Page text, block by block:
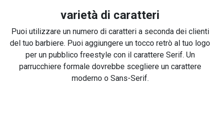
varietà di caratteri
Puoi utilizzare un numero di caratteri a seconda dei clienti
del tuo barbiere. Puoi aggiungere un tocco retrò al tuo logo
per un pubblico freestyle con il carattere Serif. Un
parrucchiere formale dovrebbe scegliere un carattere
moderno o Sans-Serif.